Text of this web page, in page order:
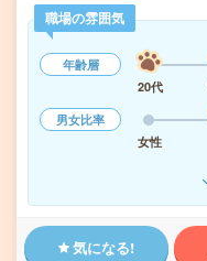
職場の雰囲気
年齢層
20代
男女比率
女性
気になる!